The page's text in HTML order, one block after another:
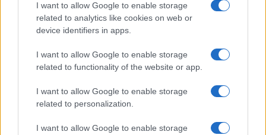
I want to allow Google to enable storage
related to analytics like cookies on web or
device identifiers in apps.
I want to allow Google to enable storage
related to functionality of the website or app.
I want to allow Google to enable storage
related to personalization.
I want to allow Google to enable storage
Lucía Herrera · 7 Ago 2026